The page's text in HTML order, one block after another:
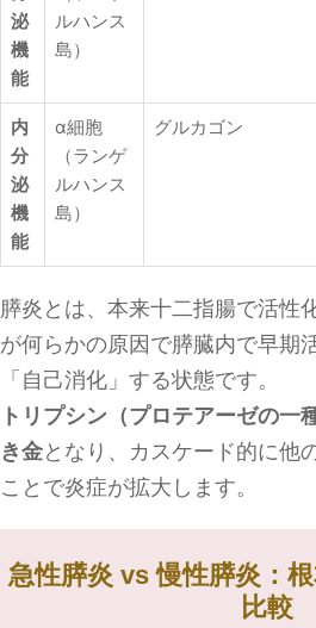
泌
機
能
ルハンス
島）
内
分
泌
機
能
α細胞
（ランゲ
ルハンス
島）
グルカゴン
膵炎とは、本来十二指腸で活性
が何らかの原因で膵臓内で早期
「自己消化」する状態です。
トリプシン（プロテアーゼの一
き金となり、カスケード的に他
ことで炎症が拡大します。
急性膵炎 vs 慢性膵炎：
比較